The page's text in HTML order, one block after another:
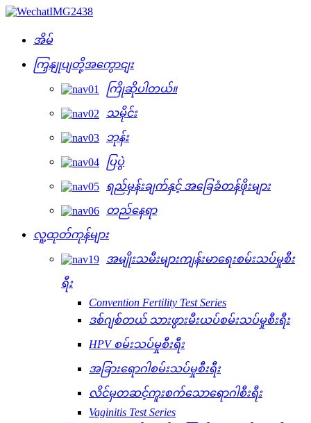
အိမ်
ကြှနျုပျတို့အကွောငျး
ကြိုဆိုပါတယ်။
သမိုင်း
ဘုန်း
ပြပွဲ
ရည်မှန်းချက်နှင့် အခြေခံတန်ဖိုးများ
တည်နေရာ
လူ့ထုတ်ကုန်များ
အမျိုးသမီးများကျန်းမာရေးစမ်းသပ်မှုစီး
ရီး
Convention Fertility Test Series
ဒစ်ဂျစ်တယ် သားဖွားမီးယပ်စမ်းသပ်မှုစီးရီး
HPV စမ်းသပ်မှုစီးရီး
အခြားရောဂါစမ်းသပ်မှုစီးရီး
လိင်မှတဆင့်ကူးစက်သောရောဂါစီးရီး
Vaginitis Test Series